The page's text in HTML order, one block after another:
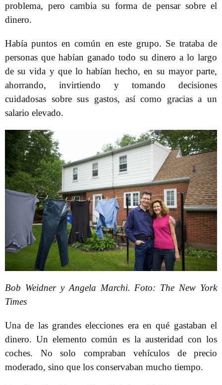
problema, pero cambia su forma de pensar sobre el
dinero.
Había puntos en común en este grupo. Se trataba de
personas que habían ganado todo su dinero a lo largo
de su vida y que lo habían hecho, en su mayor parte,
ahorrando, invirtiendo y tomando decisiones
cuidadosas sobre sus gastos, así como gracias a un
salario elevado.
Bob Weidner y Angela Marchi. Foto: The New York
Times
Una de las grandes elecciones era en qué gastaban el
dinero. Un elemento común es la austeridad con los
coches. No solo compraban vehículos de precio
moderado, sino que los conservaban mucho tiempo.